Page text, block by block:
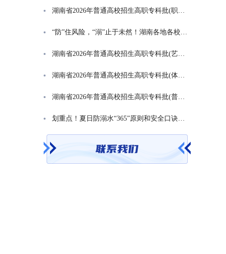
湖南省2026年普通高校招生高职专科批(职高对口类)第一次投档分数线
“防”住风险，“溺”止于未然！湖南各地各校打响防溺水“保卫战”
湖南省2026年普通高校招生高职专科批(艺术类)第一次投档分数线
湖南省2026年普通高校招生高职专科批(体育类)第一次投档分数线
湖南省2026年普通高校招生高职专科批(普通类)第一次投档分数线
划重点！夏日防溺水“365”原则和安全口诀一起学